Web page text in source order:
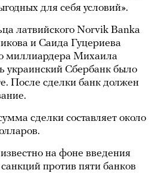
для себя условий».
латвийского Norvik Banka
и Саида Гуцериева
миллиардера Михаила
украинский Сбербанк было
После сделки банк должен
сделки составляет около
на фоне введения
против пяти банков